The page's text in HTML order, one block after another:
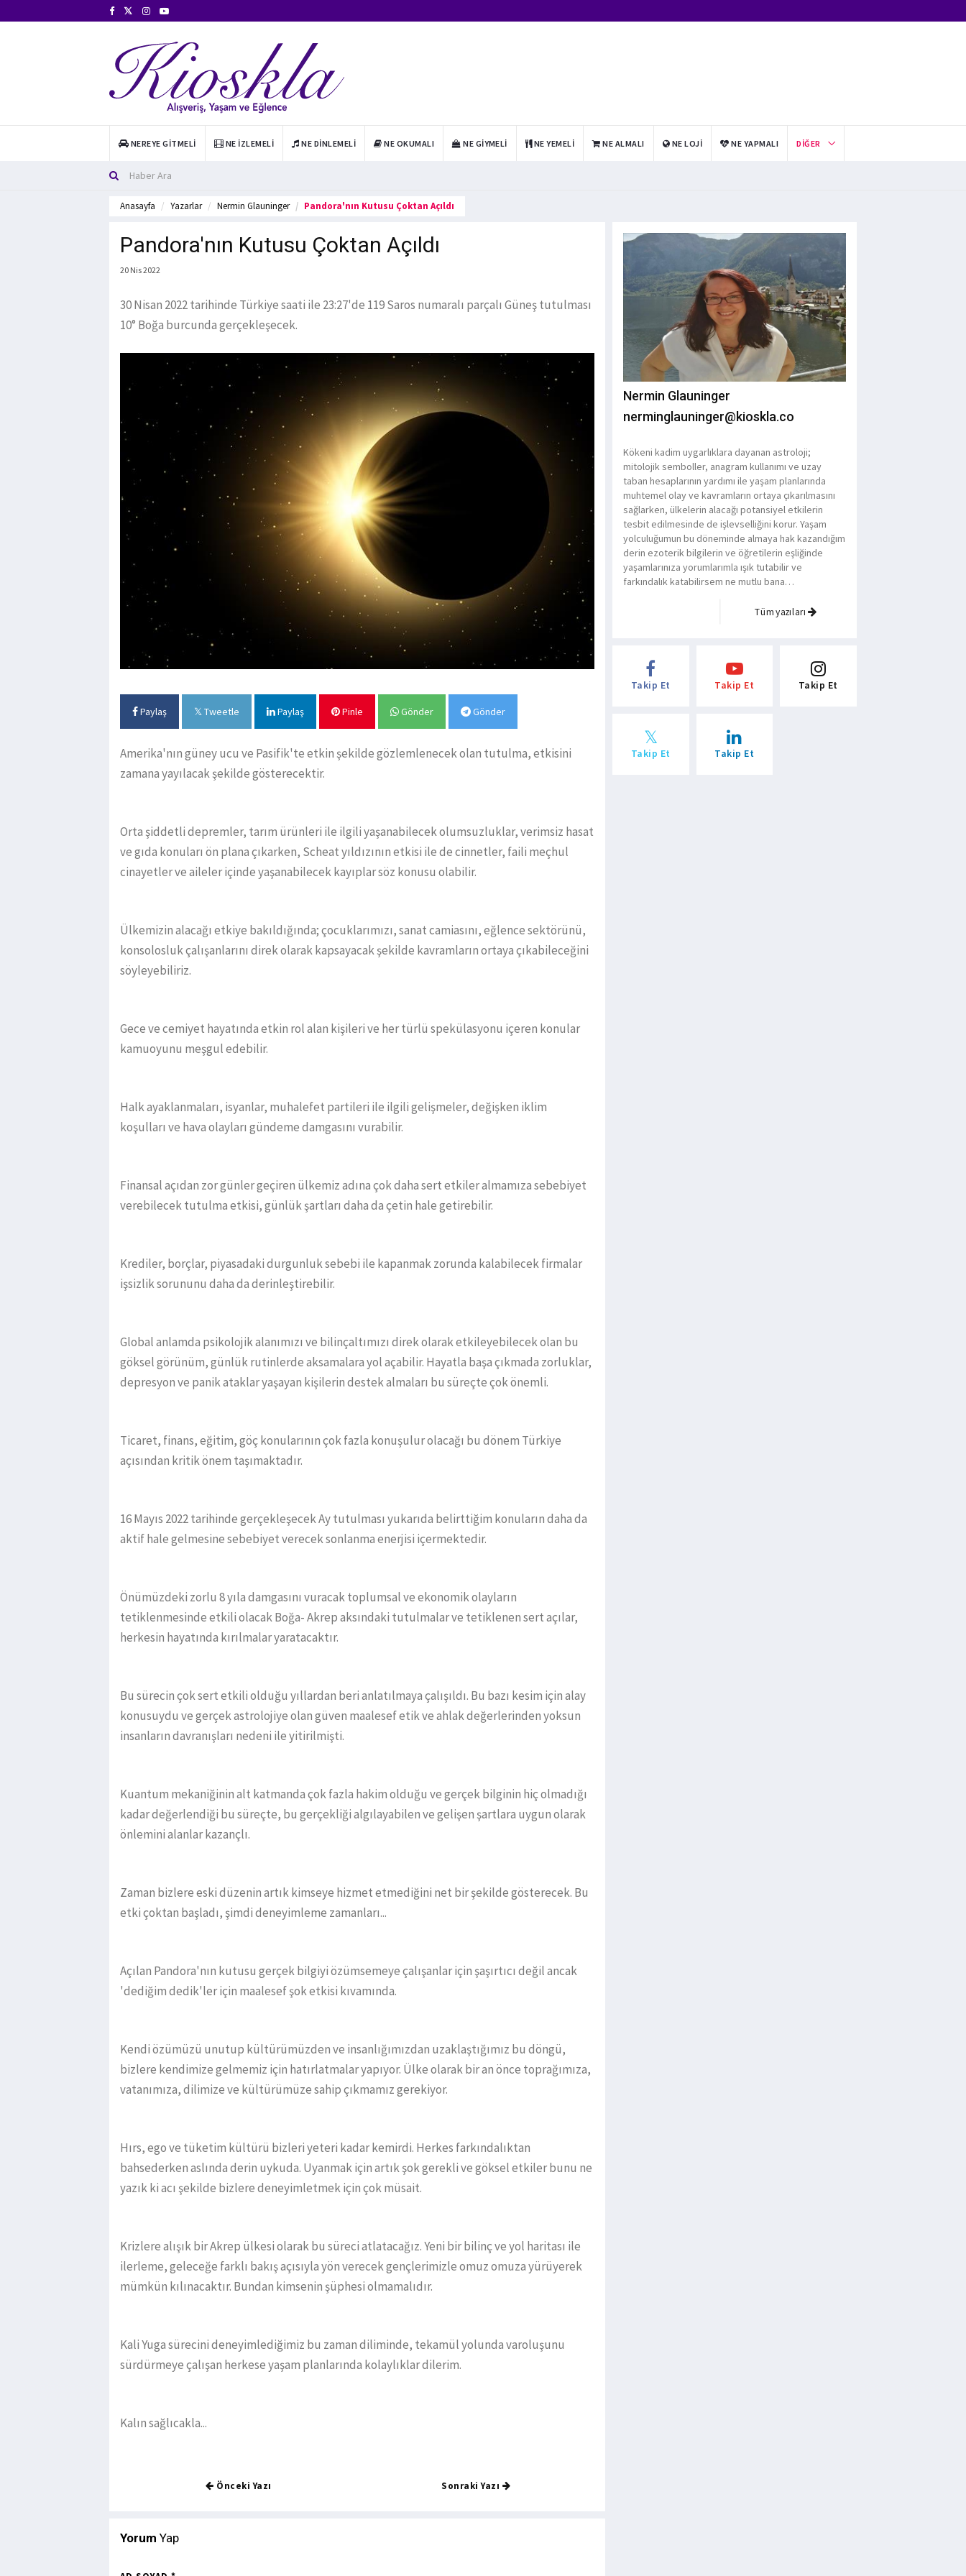
NEREYE GITMELI NE İZLEMELI NE DINLEMELI NE OKUMALI NE GIYMELI NE YEMELI NE ALMALI NE LOJI NE YAPMALI DIĞER
Anasayfa Yazarlar Nermin Glauninger Pandora'nın Kutusu Çoktan Açıldı
Pandora'nın Kutusu Çoktan Açıldı
20 Nis 2022
30 Nisan 2022 tarihinde Türkiye saati ile 23:27'de 119 Saros numaralı parçalı Güneş tutulması
10° Boğa burcunda gerçekleşecek.
Paylaş Tweetle Paylaş Pinle Gönder Gönder
Amerika'nın güney ucu ve Pasifik'te etkin şekilde gözlemlenecek olan tutulma, etkisini
zamana yayılacak şekilde gösterecektir.
Orta şiddetli depremler, tarım ürünleri ile ilgili yaşanabilecek olumsuzluklar, verimsiz hasat
ve gıda konuları ön plana çıkarken, Scheat yıldızının etkisi ile de cinnetler, faili meçhul
cinayetler ve aileler içinde yaşanabilecek kayıplar söz konusu olabilir.
Ülkemizin alacağı etkiye bakıldığında; çocuklarımızı, sanat camiasını, eğlence sektörünü,
konsolosluk çalışanlarını direk olarak kapsayacak şekilde kavramların ortaya çıkabileceğini
söyleyebiliriz.
Gece ve cemiyet hayatında etkin rol alan kişileri ve her türlü spekülasyonu içeren konular
kamuoyunu meşgul edebilir.
Halk ayaklanmaları, isyanlar, muhalefet partileri ile ilgili gelişmeler, değişken iklim
koşulları ve hava olayları gündeme damgasını vurabilir.
Finansal açıdan zor günler geçiren ülkemiz adına çok daha sert etkiler almamıza sebebiyet
verebilecek tutulma etkisi, günlük şartları daha da çetin hale getirebilir.
Krediler, borçlar, piyasadaki durgunluk sebebi ile kapanmak zorunda kalabilecek firmalar
işsizlik sorununu daha da derinleştirebilir.
Global anlamda psikolojik alanımızı ve bilinçaltımızı direk olarak etkileyebilecek olan bu
göksel görünüm, günlük rutinlerde aksamalara yol açabilir. Hayatla başa çıkmada zorluklar,
depresyon ve panik ataklar yaşayan kişilerin destek almaları bu süreçte çok önemli.
Ticaret, finans, eğitim, göç konularının çok fazla konuşulur olacağı bu dönem Türkiye
açısından kritik önem taşımaktadır.
16 Mayıs 2022 tarihinde gerçekleşecek Ay tutulması yukarıda belirttiğim konuların daha da
aktif hale gelmesine sebebiyet verecek sonlanma enerjisi içermektedir.
Önümüzdeki zorlu 8 yıla damgasını vuracak toplumsal ve ekonomik olayların
tetiklenmesinde etkili olacak Boğa- Akrep aksındaki tutulmalar ve tetiklenen sert açılar,
herkesin hayatında kırılmalar yaratacaktır.
Bu sürecin çok sert etkili olduğu yıllardan beri anlatılmaya çalışıldı. Bu bazı kesim için alay
konusuydu ve gerçek astrolojiye olan güven maalesef etik ve ahlak değerlerinden yoksun
insanların davranışları nedeni ile yitirilmişti.
Kuantum mekaniğinin alt katmanda çok fazla hakim olduğu ve gerçek bilginin hiç olmadığı
kadar değerlendiği bu süreçte, bu gerçekliği algılayabilen ve gelişen şartlara uygun olarak
önlemini alanlar kazançlı.
Zaman bizlere eski düzenin artık kimseye hizmet etmediğini net bir şekilde gösterecek. Bu
etki çoktan başladı, şimdi deneyimleme zamanları...
Açılan Pandora'nın kutusu gerçek bilgiyi özümsemeye çalışanlar için şaşırtıcı değil ancak
'dediğim dedik'ler için maalesef şok etkisi kıvamında.
Kendi özümüzü unutup kültürümüzden ve insanlığımızdan uzaklaştığımız bu döngü,
bizlere kendimize gelmemiz için hatırlatmalar yapıyor. Ülke olarak bir an önce toprağımıza,
vatanımıza, dilimize ve kültürümüze sahip çıkmamız gerekiyor.
Hırs, ego ve tüketim kültürü bizleri yeteri kadar kemirdi. Herkes farkındalıktan
bahsederken aslında derin uykuda. Uyanmak için artık şok gerekli ve göksel etkiler bunu ne
yazık ki acı şekilde bizlere deneyimletmek için çok müsait.
Krizlere alışık bir Akrep ülkesi olarak bu süreci atlatacağız. Yeni bir bilinç ve yol haritası ile
ilerleme, geleceğe farklı bakış açısıyla yön verecek gençlerimizle omuz omuza yürüyerek
mümkün kılınacaktır. Bundan kimsenin şüphesi olmamalıdır.
Kali Yuga sürecini deneyimlediğimiz bu zaman diliminde, tekamül yolunda varoluşunu
sürdürmeye çalışan herkese yaşam planlarında kolaylıklar dilerim.
Kalın sağlıcakla...
Önceki Yazı Sonraki Yazı
Yorum Yap
Nermin Glauninger
nerminglauninger@kioskla.co
Kökeni kadim uygarlıklara dayanan astroloji;
mitolojik semboller, anagram kullanımı ve uzay
taban hesaplarının yardımı ile yaşam planlarında
muhtemel olay ve kavramların ortaya çıkarılmasını
sağlarken, ülkelerin alacağı potansiyel etkilerin
tesbit edilmesinde de işlevselliğini korur. Yaşam
yolculuğumun bu döneminde almaya hak kazandığım
derin ezoterik bilgilerin ve öğretilerin eşliğinde
yaşamlarınıza yorumlarımla ışık tutabilir ve
farkındalık katabilirsem ne mutlu bana…
Tüm yazıları
Takip Et Takip Et Takip Et
Takip Et Takip Et